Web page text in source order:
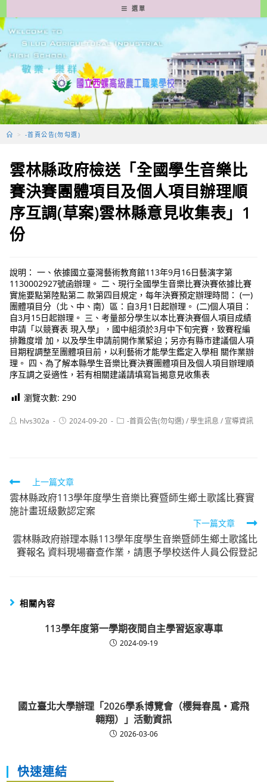
轉
至
要
容
選單
> -首頁公告(勿勾選)
雲林縣政府檢送「全國學生音樂比
賽決賽團體項目及個人項目辦理順
序互調(草案)雲林縣意見收集表」1
份
說明： 一、依據國立臺灣藝術教育館113年9月16日藝演字第
1130002927號函辦理。 二、現行全國學生音樂比賽決賽依據比賽
實施要點第陸點第二 款第四目規定，每年決賽預定辦理時間： (一)
團體項目分（北、中、南）區：自3月1日起辦理。 (二)個人項目：
自3月15日起辦理。 三、考量部分學生以本比賽決賽個人項目成績
申請「以競賽表 現入學」，國中組須於3月中下旬完賽，致賽程編
排難度增 加，以及學生申請前開作業緊迫；另亦有縣市建議個人項
目期程調整至團體項目前，以利藝術才能學生鑑定入學相 關作業辦
理。 四、為了解本縣學生音樂比賽決賽團體項目及個人項目辦理順
序互調之妥適性，若有相關建議請填寫旨揭意見收集表
瀏覽次數: 290
Posthlvs302a
Post2024-09-20
Post-首頁公告(勿勾選) /學生訊息 / 宣導資訊
Read
more
articles
上一篇文章
雲林縣政府113學年度學生音樂比賽暨師生鄉土歌謠比賽實
施計畫班級數認定案
下一篇文章
雲林縣政府辦理本縣113學年度學生音樂暨師生鄉土歌謠比
賽報名 資料現場審查作業，請惠予學校送件人員公假登記
相關內容
113學年度第一學期夜間自主學習返家專車
2024-09-19
國立臺北大學辦理「2026學系博覽會（櫻舞春風・鳶飛
翱翔）」活動資訊
2026-03-06
快速連結